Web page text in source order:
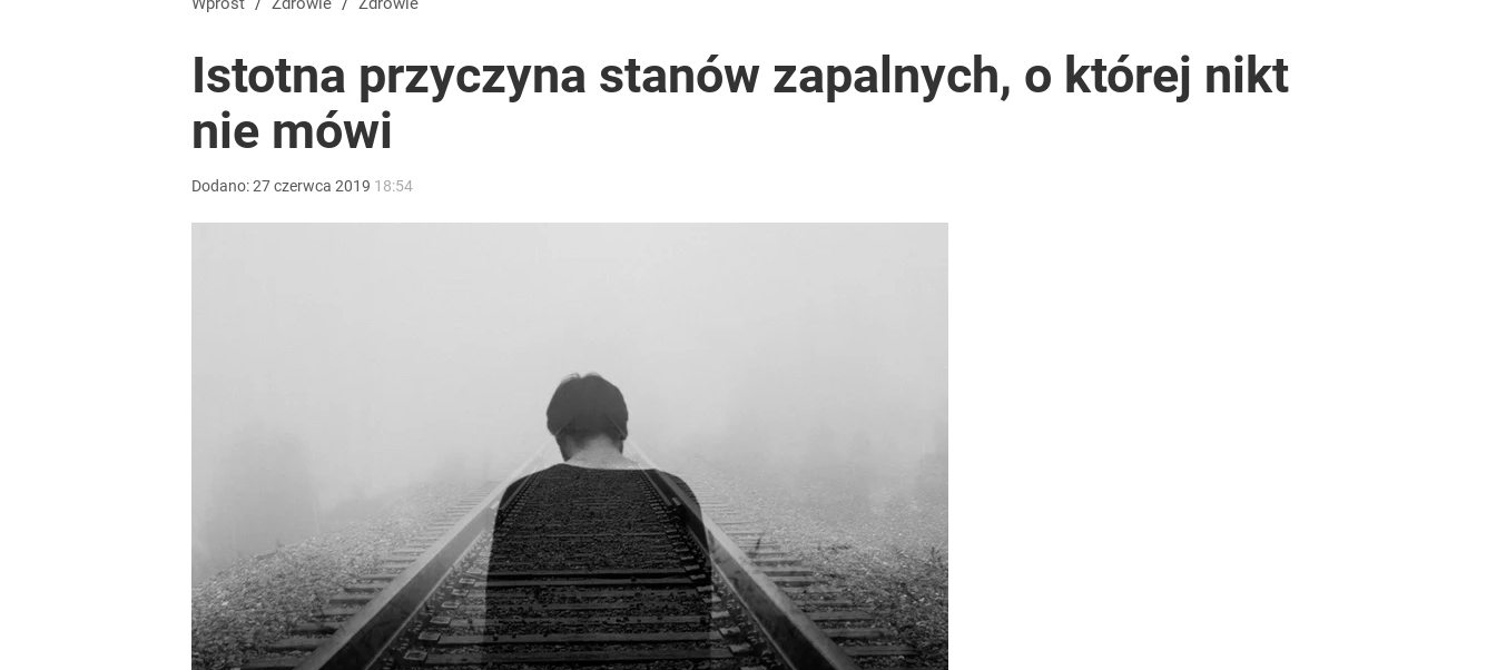
Istotna przyczyna stanów zapalnych, o której nikt
nie mówi
Dodano:27czerwca 2019 18:54